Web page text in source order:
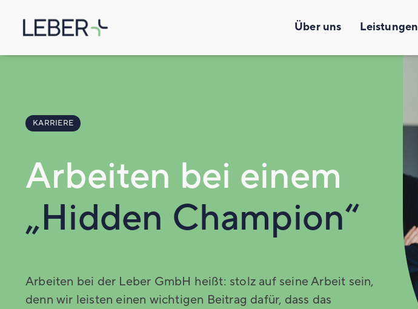
Über uns Leistungen
KARRIERE
Arbeiten bei einem
„Hidden Champion“
Arbeiten bei der Leber GmbH heißt: stolz auf seine Arbeit sein,
denn wir leisten einen wichtigen Beitrag dafür, dass das